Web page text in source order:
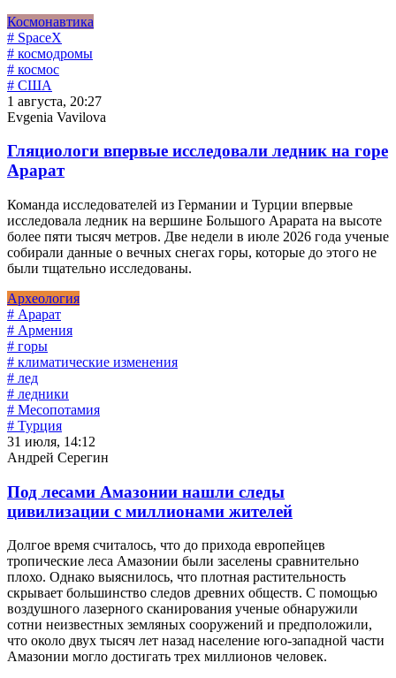
Космонавтика
# SpaceX
# космодромы
# космос
# США
1 августа, 20:27
Evgenia Vavilova
Гляциологи впервые исследовали ледник на горе
Арарат
Команда исследователей из Германии и Турции впервые
исследовала ледник на вершине Большого Арарата на высоте
более пяти тысяч метров. Две недели в июле 2026 года ученые
собирали данные о вечных снегах горы, которые до этого не
были тщательно исследованы.
Археология
# Арарат
# Армения
# горы
# климатические изменения
# лед
# ледники
# Месопотамия
# Турция
31 июля, 14:12
Андрей Серегин
Под лесами Амазонии нашли следы
цивилизации с миллионами жителей
Долгое время считалось, что до прихода европейцев
тропические леса Амазонии были заселены сравнительно
плохо. Однако выяснилось, что плотная растительность
скрывает большинство следов древних обществ. С помощью
воздушного лазерного сканирования ученые обнаружили
сотни неизвестных земляных сооружений и предположили,
что около двух тысяч лет назад население юго-западной части
Амазонии могло достигать трех миллионов человек.